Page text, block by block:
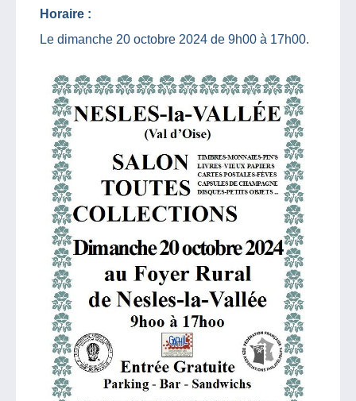
Horaire :
Le dimanche 20 octobre 2024 de 9h00 à 17h00.